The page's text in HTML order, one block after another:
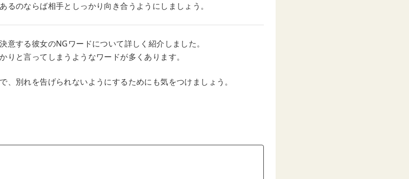
るのならば相手としっかり向き合うようにしましょう。
意する彼女のNGワードについて詳しく紹介しました。
りと言ってしまうようなワードが多くあります。
、別れを告げられないようにするためにも気をつけましょう。